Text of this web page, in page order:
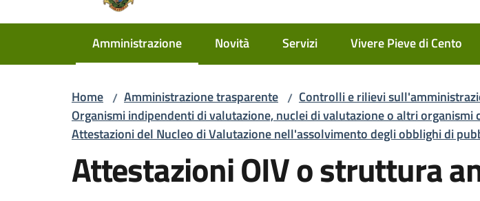
Amministrazione
Menu selezionato Novità Servizi Vivere Pieve di Cento
Home / Amministrazione trasparente / Controlli e rilievi
Organismi indipendenti di valutazione, nuclei di valutazione o altri organismi
Attestazioni del Nucleo di Valutazione nell'assolvimento degli obblighi di
Attestazioni OIV o struttura